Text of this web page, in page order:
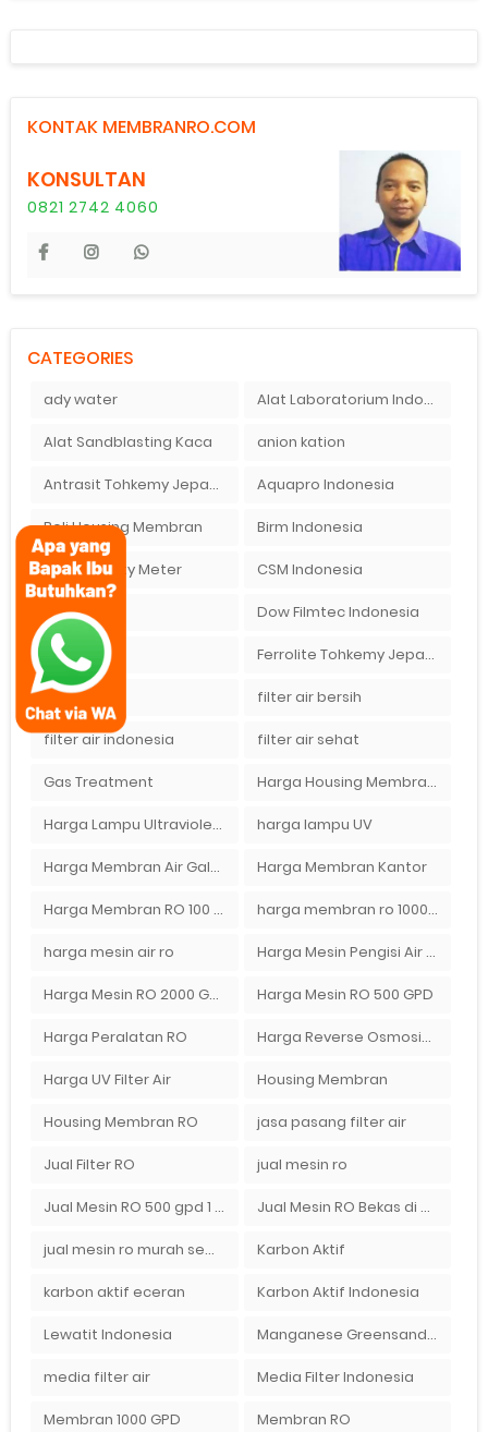
KONTAK MEMBRANRO.COM
KONSULTAN
0821 2742 4060
CATEGORIES
ady water Alat Laboratorium Indonesia
Alat Sandblasting Kaca anion kation
Antrasit Tohkemy Jepang Indonesia Aquapro Indonesia
Beli Housing Membran Birm Indonesia
Conductivity Meter CSM Indonesia
DO Meter Dow Filmtec Indonesia
exchange Ferrolite Tohkemy Jepang Indonesia
filter air filter air bersih
filter air indonesia filter air sehat
Gas Treatment Harga Housing Membran RO 2000 GPD
Harga Lampu Ultraviolet Depot Air Isi Ulang harga lampu UV
Harga Membran Air Galon Harga Membran Kantor
Harga Membran RO 100 gpd harga membran ro 1000 gpd
harga mesin air ro Harga Mesin Pengisi Air Galon
Harga Mesin RO 2000 GPD Harga Mesin RO 500 GPD
Harga Peralatan RO Harga Reverse Osmosis di Semarang
Harga UV Filter Air Housing Membran
Housing Membran RO jasa pasang filter air
Jual Filter RO jual mesin ro
Jual Mesin RO 500 gpd 1 Membran Jual Mesin RO Bekas di Medan
jual mesin ro murah semarang Karbon Aktif
karbon aktif eceran Karbon Aktif Indonesia
Lewatit Indonesia Manganese Greensand Plus
media filter air Media Filter Indonesia
Membran 1000 GPD Membran RO